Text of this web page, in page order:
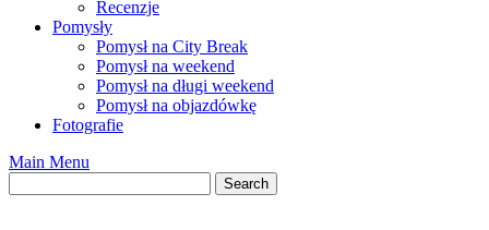
Recenzje
Pomysły
Pomysł na City Break
Pomysł na weekend
Pomysł na długi weekend
Pomysł na objazdówkę
Fotografie
Main Menu